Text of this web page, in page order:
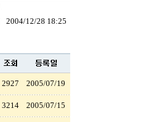
2004/12/28 18:25
2927 2005/07/19
3214 2005/07/15